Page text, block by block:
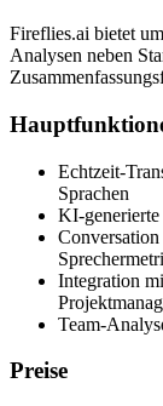
Fireflies.ai bietet
Analysen neben
Echtzeit-
Sprachen
KI-generierte
Integration
Team-
Preise